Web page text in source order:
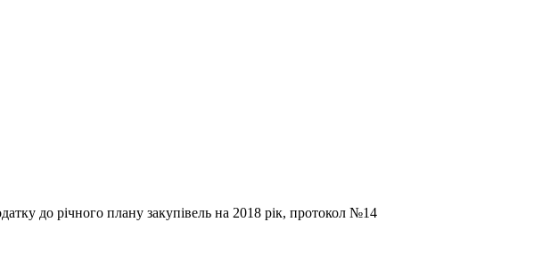
до річного плану закупівель на 2018 рік, протокол №14